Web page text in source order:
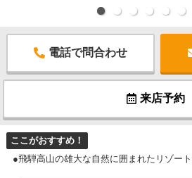
電話で問合わせ
来店予約
ここがおすすめ！
●飛騨高山の雄大な自然に囲まれたリゾート